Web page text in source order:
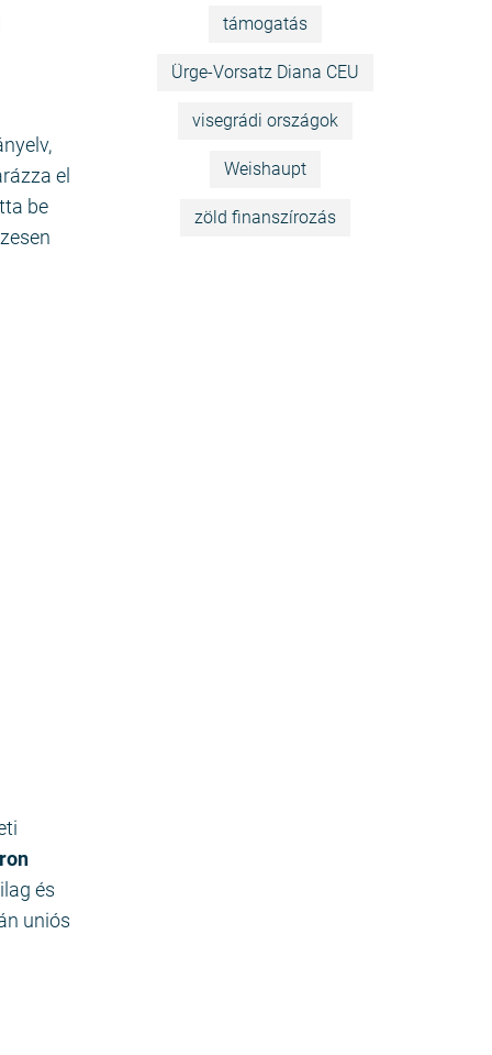
el
be
és
uniós
támogatás
Ürge-Vorsatz Diana CEU
visegrádi országok
Weishaupt
zöld finanszírozás